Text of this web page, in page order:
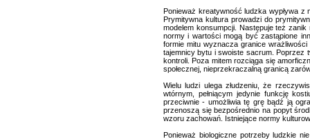
Ponieważ kreatywność ludzka wypływa z
Prymitywna kultura prowadzi do
modelem konsumpcji. Następuje też
normy i wartości mogą być zastąpione
formie mitu wyznacza granice
tajemnicy bytu i swoiste sacrum. Poprzez
kontroli. Poza mitem rozciąga się
społecznej, nieprzekraczalną granicą
Wielu ludzi ulega złudzeniu, że
wtórnym, pełniącym jedynie funkcję
przeciwnie - umożliwia tę grę bądź ją
przenoszą się bezpośrednio na popyt
wzoru zachowań. Istniejące normy
Ponieważ biologiczne potrzeby ludzkie